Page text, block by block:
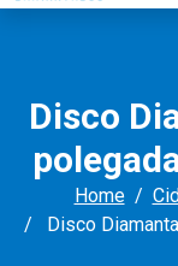
Disco
Home
Disco